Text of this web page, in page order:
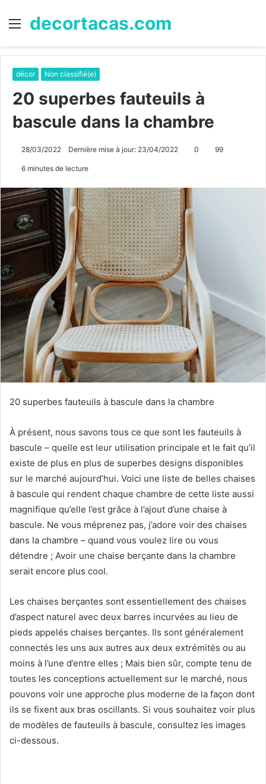
Menu
decortacas.com
décor Non classifié(e)
20 superbes fauteuils à
bascule dans la chambre
28/03/2022 Dernière mise à jour: 23/04/2022 0 99
6 minutes de lecture
20 superbes fauteuils à bascule dans la chambre
À présent, nous savons tous ce que sont les fauteuils à
bascule – quelle est leur utilisation principale et le fait qu’il
existe de plus en plus de superbes designs disponibles
sur le marché aujourd’hui. Voici une liste de belles chaises
à bascule qui rendent chaque chambre de cette liste aussi
magnifique qu’elle l’est grâce à l’ajout d’une chaise à
bascule. Ne vous méprenez pas, j’adore voir des chaises
dans la chambre – quand vous voulez lire ou vous
détendre ; Avoir une chaise berçante dans la chambre
serait encore plus cool.
Les chaises berçantes sont essentiellement des chaises
d’aspect naturel avec deux barres incurvées au lieu de
pieds appelés chaises berçantes. Ils sont généralement
connectés les uns aux autres aux deux extrémités ou au
moins à l’une d’entre elles ; Mais bien sûr, compte tenu de
toutes les conceptions actuellement sur le marché, nous
pouvons voir une approche plus moderne de la façon dont
ils se fixent aux bras oscillants. Si vous souhaitez voir plus
de modèles de fauteuils à bascule, consultez les images
ci-dessous.